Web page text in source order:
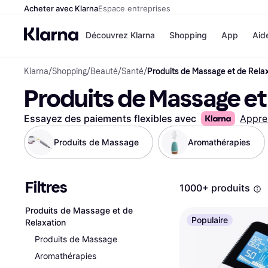
Acheter avec KlarnaEspace entreprises
Découvrez Klarna
Options de
Toutes les options de
paiement
Payer maintenant
Paiement en 3 fois
Paiement à 30 jours
Klarna sur Apple Pay
Shopping
Magasins
Cdiscount
Airbnb
Temu
JD Sports
Voir tous les
App
Klarna/Shopping/Beauté/Santé/Produits de Massage et de
Produits de Massage
Essayez des paiements flexibles avec
Produits de Massage Aromathérapies
Filtres
Produits de Massage et de
Relaxation
Produits de Massage
Aromathérapies
1000+ produits
Populaire